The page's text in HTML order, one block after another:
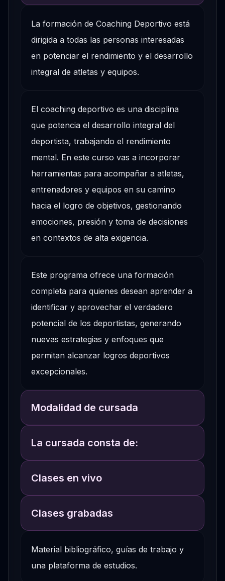
La formación de Coaching Deportivo está
dirigida a todas las personas interesadas
en potenciar el rendimiento y el desarrollo
integral de atletas y equipos.
El coaching deportivo es una disciplina
que potencia el desarrollo integral del
deportista, trabajando el rendimiento
mental. En este curso vas a incorporar
herramientas para acompañar a atletas,
entrenadores y equipos en su camino
hacia el logro de objetivos, gestionando
emociones, presión y toma de decisiones
en contextos de alta exigencia.
Este programa ofrece una formación
completa para quienes desean aprender a
identificar y aprovechar el verdadero
potencial de los deportistas, generando
nuevas estrategias y enfoques que
permitan alcanzar logros deportivos
excepcionales.
Modalidad de cursada
La cursada consta de:
Clases en vivo
Clases grabadas
Material bibliográfico, guías de trabajo y
una plataforma de estudios.